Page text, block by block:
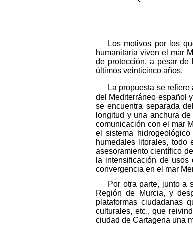
Los motivos por los
humanitaria viven el mar
de protección, a pesar
últimos veinticinco años.
La propuesta se
del Mediterráneo español
se encuentra separada
longitud y una anchura
comunicación con el mar
el sistema
humedales litorales,
asesoramiento científico
la intensificación de
convergencia en el mar
Por otra parte, junto a
Región de Murcia, y
plataformas ciudadanas
culturales, etc., que
ciudad de Cartagena una